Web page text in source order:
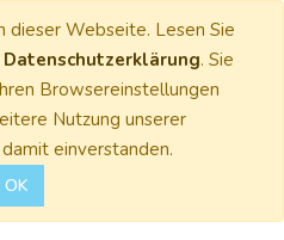
dieser Webseite. Lesen Sie
Datenschutzerklärung. Sie
Browsereinstellungen
Nutzung unserer
einverstanden.
OK